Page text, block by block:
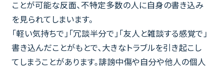
ことが可能な反面、不特定多数の人に自身の書き込み
を見られてしまいます。
「軽い気持ちで」「冗談半分で」「友人と雑談する感覚で」
書き込んだことがもとで、大きなトラブルを引き起こし
てしまうことがあります。誹謗中傷や自分や他人の個人